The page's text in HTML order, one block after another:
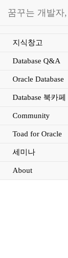
꿈꾸는 개발자
지식창고
Database Q&A
Oracle Database
Database 북카페
Community
Toad for Oracle
세미나
About